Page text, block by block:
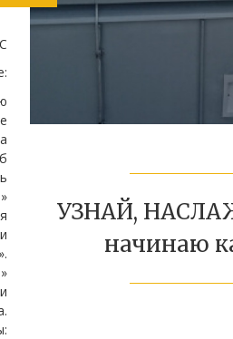
УЗНАЙ,
начинаю